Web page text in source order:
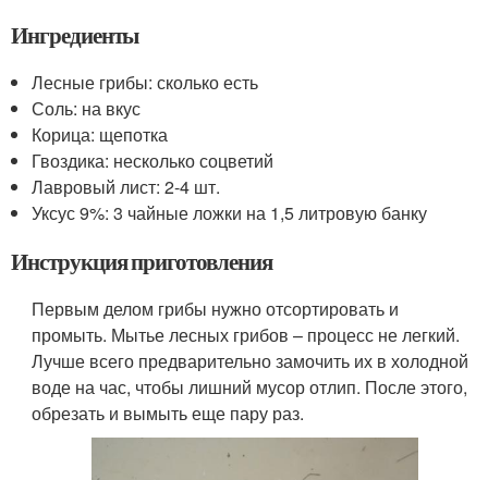
Ингредиенты
Лесные грибы: сколько есть
Соль: на вкус
Корица: щепотка
Гвоздика: несколько соцветий
Лавровый лист: 2-4 шт.
Уксус 9%: 3 чайные ложки на 1,5 литровую банку
Инструкция приготовления
Первым делом грибы нужно отсортировать и
промыть. Мытье лесных грибов – процесс не легкий.
Лучше всего предварительно замочить их в холодной
воде на час, чтобы лишний мусор отлип. После этого,
обрезать и вымыть еще пару раз.